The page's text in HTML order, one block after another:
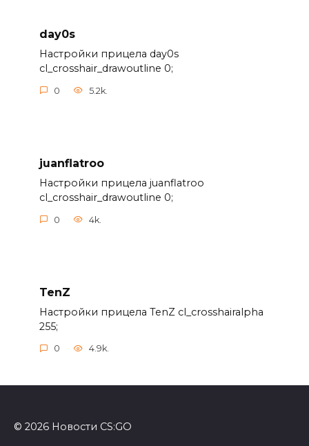
day0s
Настройки прицела day0s
cl_crosshair_drawoutline 0;
0 5.2k.
juanflatroo
Настройки прицела juanflatroo
cl_crosshair_drawoutline 0;
0 4k.
TenZ
Настройки прицела TenZ cl_crosshairalpha
255;
0 4.9k.
© 2026 Новости CS:GO